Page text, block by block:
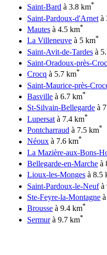
Saint-Bard à 3.8 km*
Saint-Pardoux-d'Arnet à
Mautes à 4.5 km*
La Villeneuve à 5 km*
Saint-Avit-de-Tardes à
Saint-Oradoux-près-
Crocq à 5.7 km*
Saint-Maurice-près-
Basville à 6.7 km*
St-Silvain-Bellegarde à
Lupersat à 7.4 km*
Pontcharraud à 7.5 km*
Néoux à 7.6 km*
La Mazière-aux-Bons-
Bellegarde-en-Marche à
Lioux-les-Monges à 8.5
Saint-Pardoux-le-Neufà
Ste-Feyre-la-Montagne
Brousse à 9.4 km*
Sermurà 9.7 km*